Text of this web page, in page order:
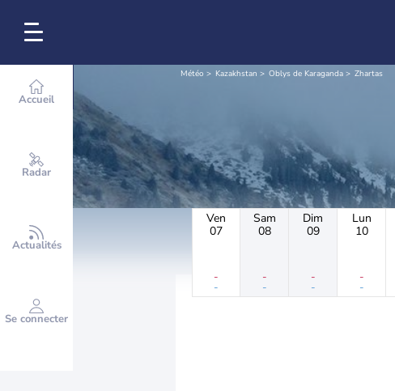
Accueil
Radar
Actualités
Se connecter
Météo Kazakhstan Oblys de Karaganda Zhartas
Ven
07
-
-
Sam
08
-
-
Dim
09
-
-
Lun
10
-
-